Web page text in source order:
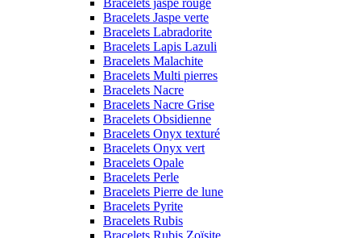
Bracelets jaspe rouge
Bracelets Jaspe verte
Bracelets Labradorite
Bracelets Lapis Lazuli
Bracelets Malachite
Bracelets Multi pierres
Bracelets Nacre
Bracelets Nacre Grise
Bracelets Obsidienne
Bracelets Onyx texturé
Bracelets Onyx vert
Bracelets Opale
Bracelets Perle
Bracelets Pierre de lune
Bracelets Pyrite
Bracelets Rubis
Bracelets Rubis Zoïsite